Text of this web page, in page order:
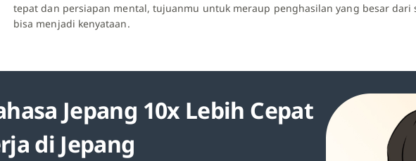
tepat dan persiapan mental, tujuanmu untuk meraup penghasilan yang besar dari
bisa menjadi kenyataan.
Jepang 10x Lebih Cepat
di Jepang